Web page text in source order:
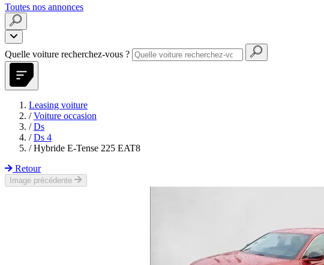
Toutes nos annonces
Quelle voiture recherchez-vous ?
Leasing voiture
/ Voiture occasion
/ Ds
/ Ds 4
/ Hybride E-Tense 225 EAT8
Retour
Image précédente